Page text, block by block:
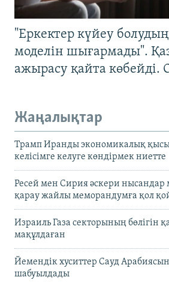
"Еркектер күйеу
моделін шығармады".
ажырасу қайта көбейді.
Жаңалықтар
Трамп Иранды экономикалық
келісімге келуге көндірмек ниетте
Ресей мен Сирия әскери нысандар
қарау жайлы меморандумға қол
Израиль Газа секторының бөлігін
мақұлдаған
Йемендік хуситтер Сауд
шабуылдады